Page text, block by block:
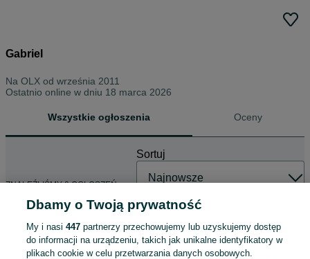
Gabriel
Na OLX od września 2011
Ostatnio online w dniu 18 marca 2026
Wszystkie ogłoszenia Oceny
ZNALEŹLIŚMY 0 OGŁOSZEŃ
Sortuj
Dbamy o Twoją prywatność
My i nasi447 partnerzy przechowujemy lub uzyskujemy dostęp
do informacji na urządzeniu, takich jak unikalne identyfikatory w
plikach cookie w celu przetwarzania danych osobowych.